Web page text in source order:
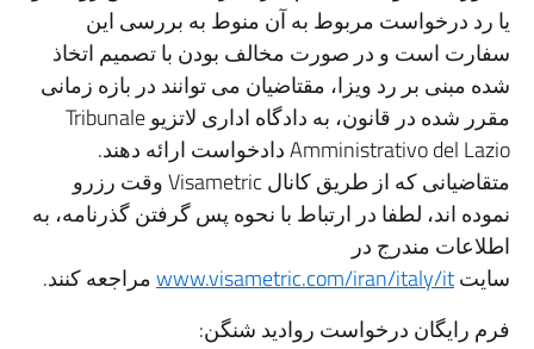
یا رد درخواست مربوط به آن منوط به بررسی این
سفارت است و در صورت مخالف بودن با تصمیم اتخاذ
شده مبنی بر رد ویزا، مقتاضیان می توانند در بازه زمانی
مقرر شده در قانون، به دادگاه اداری لاتزیو Tribunale
Amministrativo del Lazio دادخواست ارائه دهند.
متقاضیانی که از طریق کانال Visametric وقت رزرو
نموده اند، لطفا در ارتباط با نحوه پس گرفتن گذرنامه، به
اطلاعات مندرج در
سایتwww.visametric.com/iran/italy/itمراجعه کنند.
فرم رایگان درخواست روادید شنگن: